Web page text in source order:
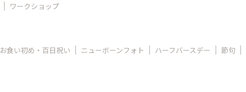
ワークショップ
お食い初め・百日祝い ニューボーンフォト ハーフバースデー 節句